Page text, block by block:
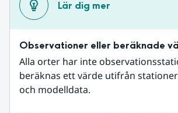
Lär dig mer
Observationer eller beräknade
Alla orter har inte
beräknas ett värde utifrån
och modelldata.